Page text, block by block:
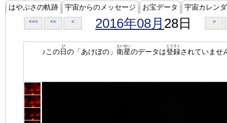
はやぶさの軌跡 宇宙からのメッセージ お宝データ 宇宙カレン
<<< << < 2016年08月 28日 >
♪この日
ひ
の「あけぼの」 衛星
えいせい
のデータは登録
とうろく
されていませ